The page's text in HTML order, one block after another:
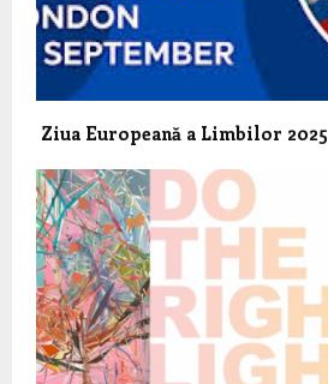
Ziua Europeană a Limbilor 2025